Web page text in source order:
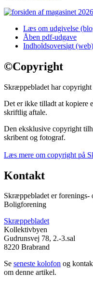
Læs om udgivelse
Åben pdf-udgave
Indholdsoversigt (web)
©Copyright
Skræppebladet har
Det er ikke tilladt at kopiere
skriftlig aftale.
Den eksklusive copyright
skribent og fotograf.
Læs mere om copyright på
Kontakt
Skræppebladet er forenings-
Boligforening
Skræppebladet
Kollektivbyen
Gudrunsvej 78, 2.-3.sal
8220 Brabrand
Se seneste kolofon og
om denne artikel.